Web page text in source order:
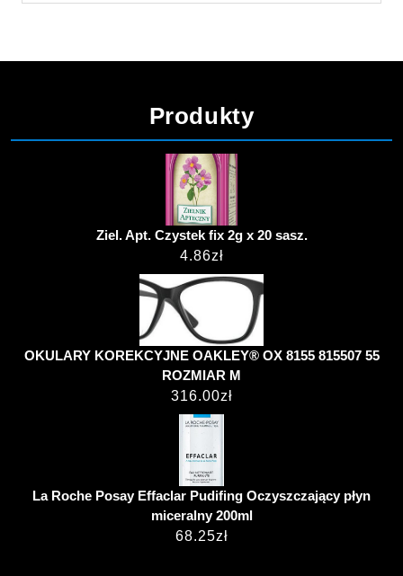
Produkty
Ziel. Apt. Czystek fix 2g x 20 sasz.
4.86zł
OKULARY KOREKCYJNE OAKLEY® OX 8155 815507 55
ROZMIAR M
316.00zł
La Roche Posay Effaclar Pudifing Oczyszczający płyn
miceralny 200ml
68.25zł